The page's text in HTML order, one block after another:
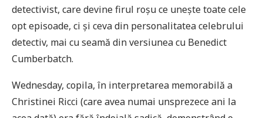
detectivist, care devine firul roșu ce unește toate cele
opt episoade, ci și ceva din personalitatea celebrului
detectiv, mai cu seamă din versiunea cu Benedict
Cumberbatch.
Wednesday, copila, în interpretarea memorabilă a
Christinei Ricci (care avea numai unsprezece ani la